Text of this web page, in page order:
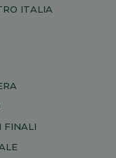
ITALIA
FINALI